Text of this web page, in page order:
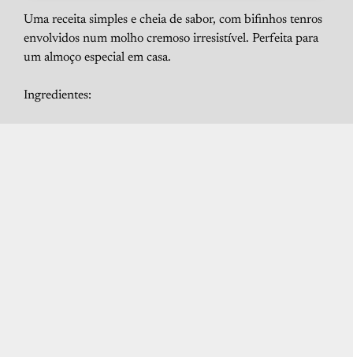
Uma receita simples e cheia de sabor, com bifinhos tenros
envolvidos num molho cremoso irresistível. Perfeita para
um almoço especial em casa.
Ingredientes: